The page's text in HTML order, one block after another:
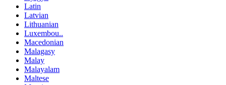
Latin
Latvian
Lithuanian
Luxembou..
Macedonian
Malagasy
Malay
Malayalam
Maltese